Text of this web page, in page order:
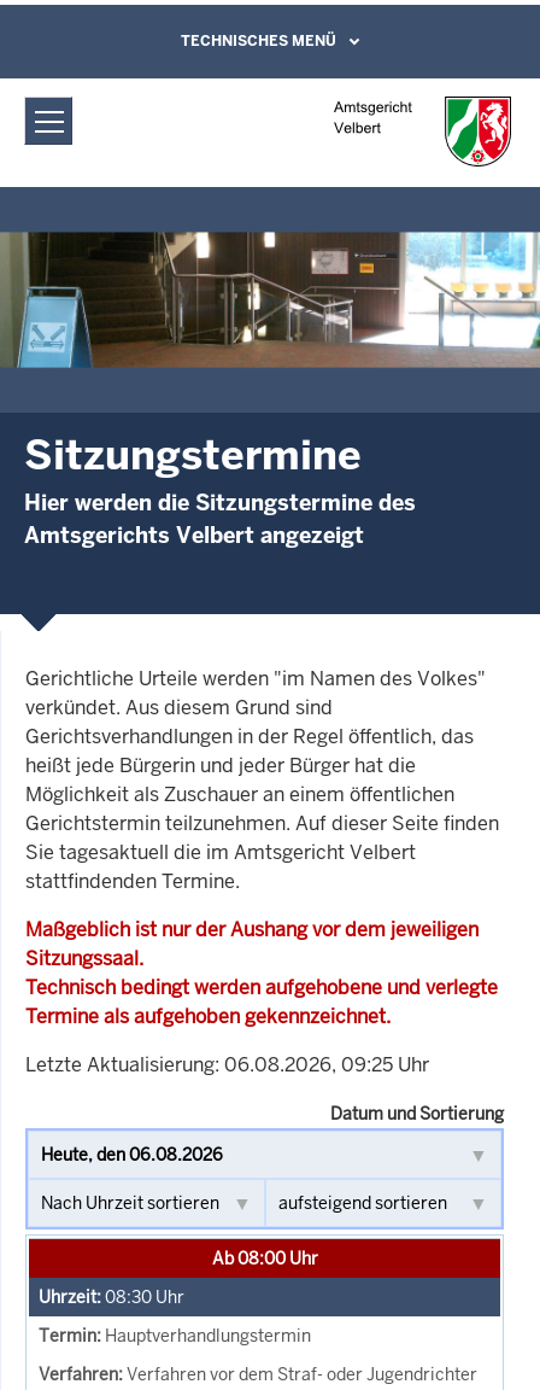
Amtsgericht Velbert: Sitzungstermine
Direkt zum Inhalt
Leichte Sprache, Gebärdensprachenvideo
und Kontaktformular
TECHNISCHES MENÜ
Sitzungstermine
Hier werden die Sitzungstermine des
Amtsgerichts Velbert angezeigt
Gerichtliche Urteile werden "im Namen des Volkes"
verkündet. Aus diesem Grund sind
Gerichtsverhandlungen in der Regel öffentlich, das
heißt jede Bürgerin und jeder Bürger hat die
Möglichkeit als Zuschauer an einem öffentlichen
Gerichtstermin teilzunehmen. Auf dieser Seite finden
Sie tagesaktuell die im Amtsgericht Velbert
stattfindenden Termine.
Maßgeblich ist nur der Aushang vor dem jeweiligen
Sitzungssaal.
Technisch bedingt werden aufgehobene und verlegte
Termine als aufgehoben gekennzeichnet.
Letzte Aktualisierung: 06.08.2026, 09:25 Uhr
Datum und Sortierung
Ab 08:00 Uhr
08:30 Uhr
Hauptverhandlungstermin
Verfahren vor dem Straf- oder Jugendrichter